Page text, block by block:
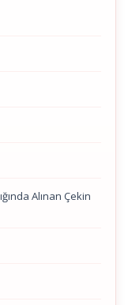
Alınan Çekin